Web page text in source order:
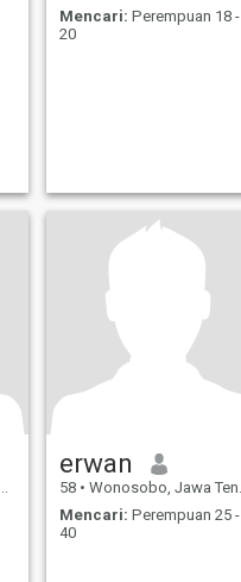
Mencari: Perempuan 18 -
20
erwan
58 • Wonosobo, Jawa Tengah, Indonesia
Mencari: Perempuan 25 -
40